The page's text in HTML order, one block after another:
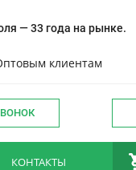
— 33 года на рынке.
клиентам
КОНТАКТЫ